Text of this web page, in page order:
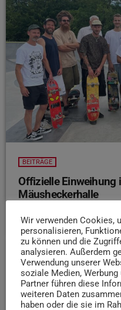
BEITRÄGE
Offizielle Einweihung
Mäusheckerhalle
Wir verwenden Cookies,
personalisieren,
zu können und die
analysieren. Außerdem
Verwendung unserer
soziale Medien,
Partner führen diese
weiteren Daten
haben oder die sie im